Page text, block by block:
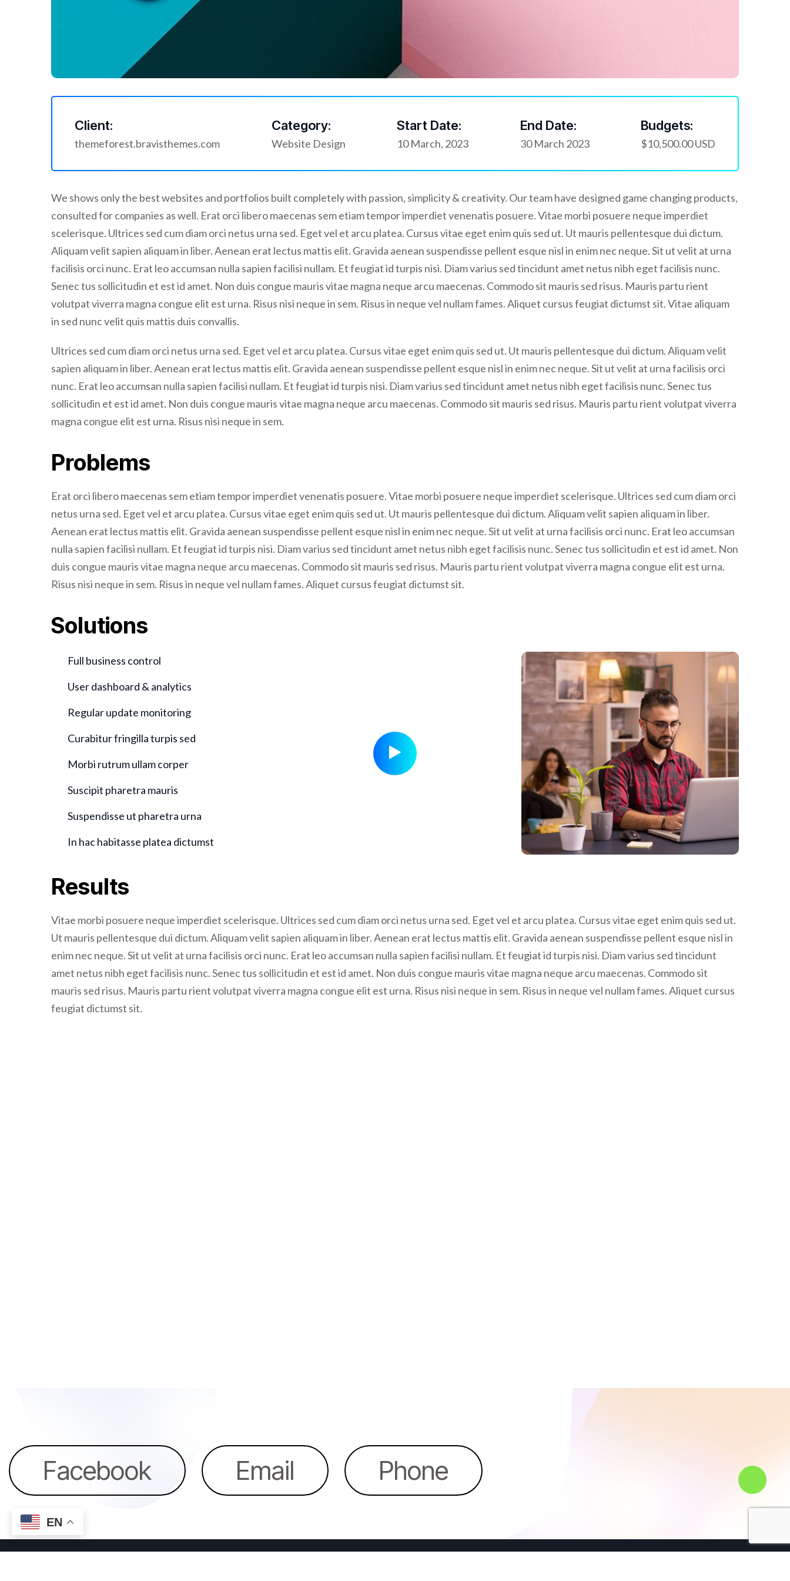
Client:
themeforest.bravisthemes.com
Category:
Website Design
Start Date:
10 March, 2023
End Date:
30 March 2023
Budgets:
$10,500.00 USD
We shows only the best websites and portfolios built completely with passion, simplicity & creativity. Our team have designed game changing products,
consulted for companies as well. Erat orci libero maecenas sem etiam tempor imperdiet venenatis posuere. Vitae morbi posuere neque imperdiet
scelerisque. Ultrices sed cum diam orci netus urna sed. Eget vel et arcu platea. Cursus vitae eget enim quis sed ut. Ut mauris pellentesque dui dictum.
Aliquam velit sapien aliquam in liber. Aenean erat lectus mattis elit. Gravida aenean suspendisse pellent esque nisl in enim nec neque. Sit ut velit at urna
facilisis orci nunc. Erat leo accumsan nulla sapien facilisi nullam. Et feugiat id turpis nisi. Diam varius sed tincidunt amet netus nibh eget facilisis nunc.
Senec tus sollicitudin et est id amet. Non duis congue mauris vitae magna neque arcu maecenas. Commodo sit mauris sed risus. Mauris partu rient
volutpat viverra magna congue elit est urna. Risus nisi neque in sem. Risus in neque vel nullam fames. Aliquet cursus feugiat dictumst sit. Vitae aliquam
in sed nunc velit quis mattis duis convallis.
Ultrices sed cum diam orci netus urna sed. Eget vel et arcu platea. Cursus vitae eget enim quis sed ut. Ut mauris pellentesque dui dictum. Aliquam velit
sapien aliquam in liber. Aenean erat lectus mattis elit. Gravida aenean suspendisse pellent esque nisl in enim nec neque. Sit ut velit at urna facilisis orci
nunc. Erat leo accumsan nulla sapien facilisi nullam. Et feugiat id turpis nisi. Diam varius sed tincidunt amet netus nibh eget facilisis nunc. Senec tus
sollicitudin et est id amet. Non duis congue mauris vitae magna neque arcu maecenas. Commodo sit mauris sed risus. Mauris partu rient volutpat viverra
magna congue elit est urna. Risus nisi neque in sem.
Problems
Erat orci libero maecenas sem etiam tempor imperdiet venenatis posuere. Vitae morbi posuere neque imperdiet scelerisque. Ultrices sed cum diam orci
netus urna sed. Eget vel et arcu platea. Cursus vitae eget enim quis sed ut. Ut mauris pellentesque dui dictum. Aliquam velit sapien aliquam in liber.
Aenean erat lectus mattis elit. Gravida aenean suspendisse pellent esque nisl in enim nec neque. Sit ut velit at urna facilisis orci nunc. Erat leo accumsan
nulla sapien facilisi nullam. Et feugiat id turpis nisi. Diam varius sed tincidunt amet netus nibh eget facilisis nunc. Senec tus sollicitudin et est id amet. Non
duis congue mauris vitae magna neque arcu maecenas. Commodo sit mauris sed risus. Mauris partu rient volutpat viverra magna congue elit est urna.
Risus nisi neque in sem. Risus in neque vel nullam fames. Aliquet cursus feugiat dictumst sit.
Solutions
Full business control
User dashboard & analytics
Regular update monitoring
Curabitur fringilla turpis sed
Morbi rutrum ullam corper
Suscipit pharetra mauris
Suspendisse ut pharetra urna
In hac habitasse platea dictumst
Results
Vitae morbi posuere neque imperdiet scelerisque. Ultrices sed cum diam orci netus urna sed. Eget vel et arcu platea. Cursus vitae eget enim quis sed ut.
Ut mauris pellentesque dui dictum. Aliquam velit sapien aliquam in liber. Aenean erat lectus mattis elit. Gravida aenean suspendisse pellent esque nisl in
enim nec neque. Sit ut velit at urna facilisis orci nunc. Erat leo accumsan nulla sapien facilisi nullam. Et feugiat id turpis nisi. Diam varius sed tincidunt
amet netus nibh eget facilisis nunc. Senec tus sollicitudin et est id amet. Non duis congue mauris vitae magna neque arcu maecenas. Commodo sit
mauris sed risus. Mauris partu rient volutpat viverra magna congue elit est urna. Risus nisi neque in sem. Risus in neque vel nullam fames. Aliquet cursus
feugiat dictumst sit.
Facebook Email Phone
EN